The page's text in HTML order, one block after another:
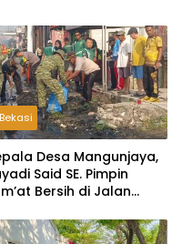
Bekasi
Desa Mangunjaya,
Said SE. Pimpin
Bersih di Jalan